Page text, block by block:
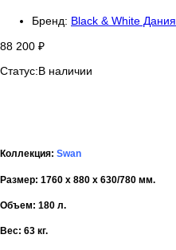
Бренд: Black & White Дания
88 200 ₽
Статус:В наличии
Коллекция: Swan
Размер: 1760 х 880 х 630/780 мм.
Объем: 180 л.
Вес: 63 кг.